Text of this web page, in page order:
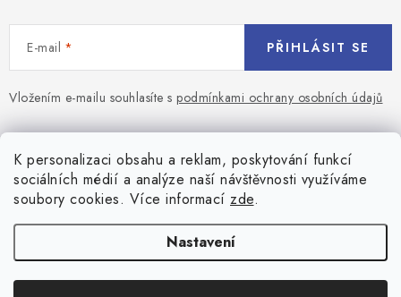
K personalizaci obsahu a reklam, poskytování funkcí
sociálních médií a analýze naší návštěvnosti využíváme
soubory cookies. Více informací zde.
Nastavení
E-mail
Vložením e-mailu souhlasíte s podmínkami ochrany osobních údajů
PŘIHLÁSIT SE
Z
á
Blog
Jaký terč na šipky vybrat pro začátečníka?
Přihlášení
Všeobecné obchodní podmínky